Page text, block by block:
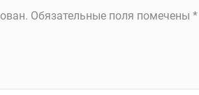
Обязательные поля помечены *